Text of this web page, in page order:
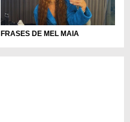
FRASES DE MEL MAIA